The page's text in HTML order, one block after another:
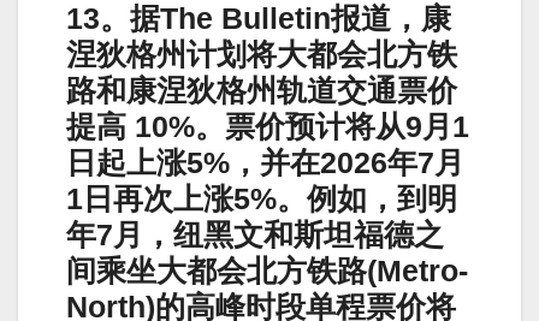
13。据The Bulletin报道，康
涅狄格州计划将大都会北方铁
路和康涅狄格州轨道交通票价
提高 10%。票价预计将从9月1
日起上涨5%，并在2026年7月
1日再次上涨5%。例如，到明
年7月，纽黑文和斯坦福德之
间乘坐大都会北方铁路(Metro-
North)的高峰时段单程票价将